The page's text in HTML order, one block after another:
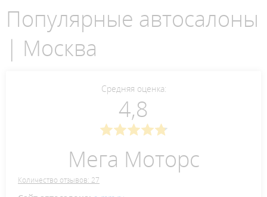
Популярные автосалоны
| Москва
Средняя оценка:
4,8
Мега Моторс
Количество отзывов: 27